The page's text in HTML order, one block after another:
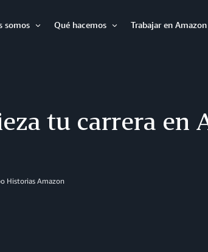
somos
Qué hacemos
Trabajar en Amazon
tu carrera en
Historias Amazon